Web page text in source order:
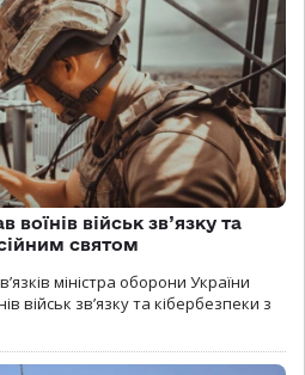
воїнів військ зв’язку та
святом
міністра оборони України
військ зв’язку та кібербезпеки з